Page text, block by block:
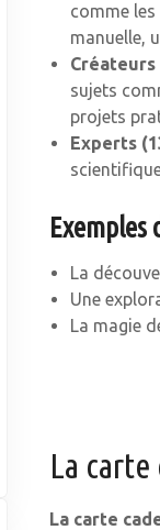
comme
manuelle,
Créateurs
sujets
projets
Experts
Exemples
La
Une
La magie
La
La carte